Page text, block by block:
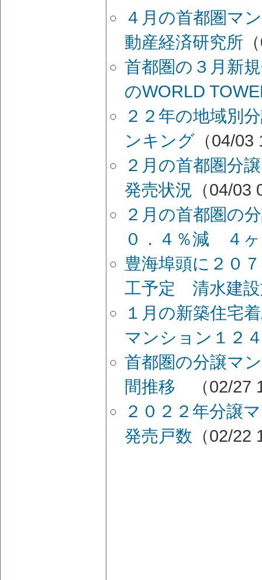
４月の首都圏マ
動産経済研究所
首都圏の３月新
のWORLD
２２年の地域別
ンキング （04/
２月の首都圏分
発売状況 （04/03
２月の首都圏の
０．４％減 ４
豊海埠頭に２０
工予定 清水建設
１月の新築住宅
マンション１２
首都圏の分譲マ
間推移
（02/27
２０２２年分
発売戸数 （02/22